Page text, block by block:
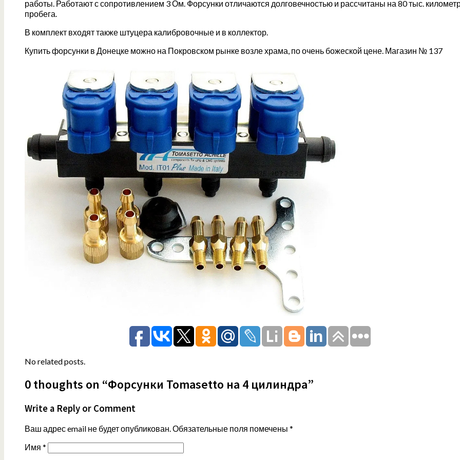
работы. Работают с сопротивлением 3 Ом. Форсунки отличаются долговечностью и рассчитаны на 80 тыс.
пробега.
В комплект входят также штуцера калибровочные и в коллектор.
Купить форсунки в Донецке можно на Покровском рынке возле храма, по очень божеской цене. Магазин № 137
No related posts.
0 thoughts on “Форсунки Tomasetto на 4 цилиндра”
Write a Reply or Comment
Ваш адрес email не будет опубликован.Обязательные поля помечены *
Имя *